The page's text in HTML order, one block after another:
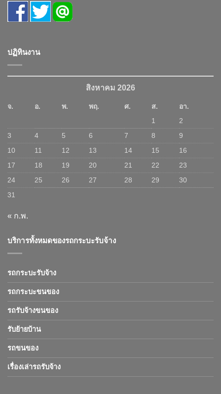
ปฏิทินงาน
สิงหาคม 2026
จ. อ. พ. พฤ. ศ. ส.
อา.
1
2
3
4 5 6 7 8
9
10
11 12 13 14 15
16
17
18 19 20 21 22
23
24
25 26 27 28 29
30
31
« ก.พ.
บริการทั้งหมดของรถกระบะรับจ้าง
รถกระบะรับจ้าง
รถกระบะขนของ
รถรับจ้างขนของ
รับย้ายบ้าน
รถขนของ
เรื่องเล่ารถรับจ้าง